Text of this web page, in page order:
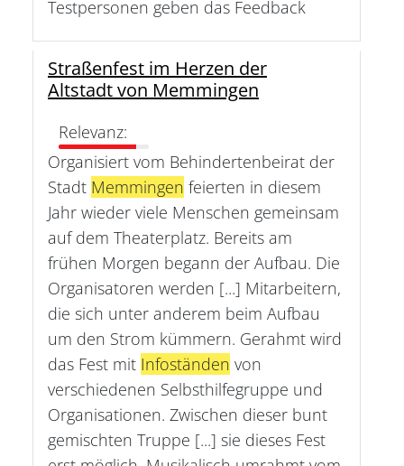
Testpersonen geben das Feedback
Straßenfest im Herzen der
Altstadt von Memmingen
Relevanz:
Organisiert vom Behindertenbeirat der
Stadt Memmingen feierten in diesem
Jahr wieder viele Menschen gemeinsam
auf dem Theaterplatz. Bereits am
frühen Morgen begann der Aufbau. Die
Organisatoren werden [...] Mitarbeitern,
die sich unter anderem beim Aufbau
um den Strom kümmern. Gerahmt wird
das Fest mit Infoständen von
verschiedenen Selbsthilfegruppe und
Organisationen. Zwischen dieser bunt
gemischten Truppe [...] sie dieses Fest